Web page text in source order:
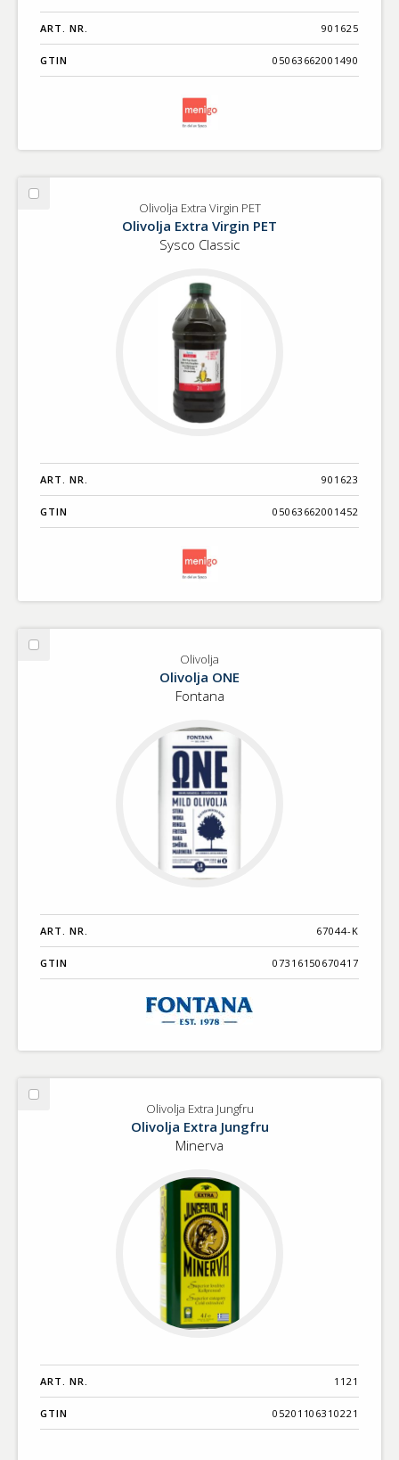
ART. NR. 901625
GTIN 05063662001490
Välj
Olivolja Extra Virgin PET
Olivolja Extra Virgin PET
Sysco Classic
ART. NR. 901623
GTIN 05063662001452
Välj
Olivolja
Olivolja ONE
Fontana
ART. NR. 67044-K
GTIN 07316150670417
Välj
Olivolja Extra Jungfru
Olivolja Extra Jungfru
Minerva
ART. NR. 1121
GTIN 05201106310221